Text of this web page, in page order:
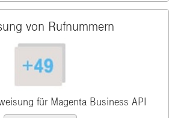
von Rufnummern
für Magenta Business API